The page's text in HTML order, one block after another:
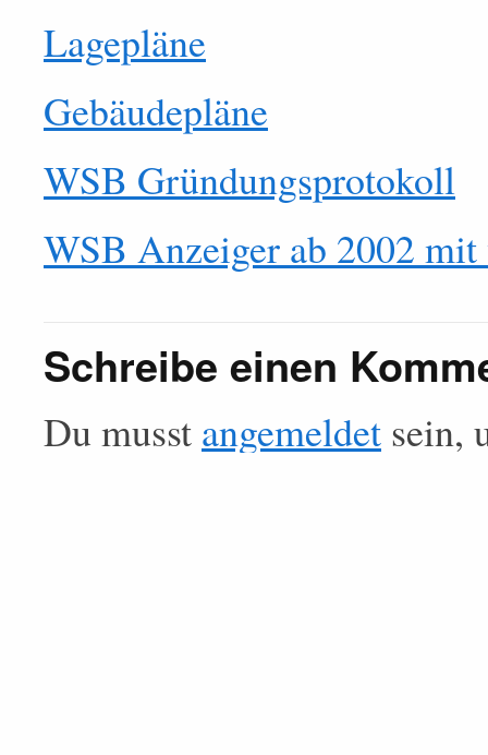
Lagepläne
Gebäudepläne
WSB Gründungsprotokoll
WSB Anzeiger ab 2002
Schreibe einen
Du musst angemeldet sein,